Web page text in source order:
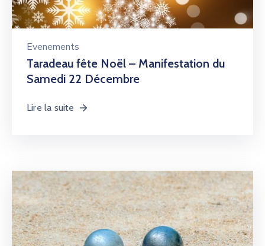
Evenements
Taradeau fête Noël – Manifestation du
Samedi 22 Décembre
Lire la suite